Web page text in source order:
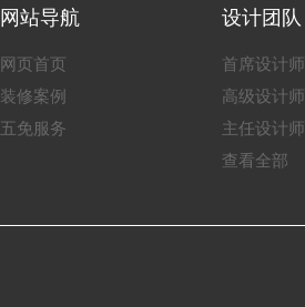
网站导航
网页首页
装修案例
五免服务
设计团队
首席设计师
高级设计师
主任设计师
查看全部